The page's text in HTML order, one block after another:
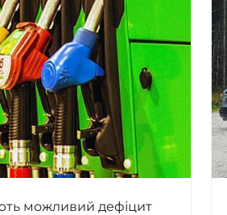
можливий дефіцит